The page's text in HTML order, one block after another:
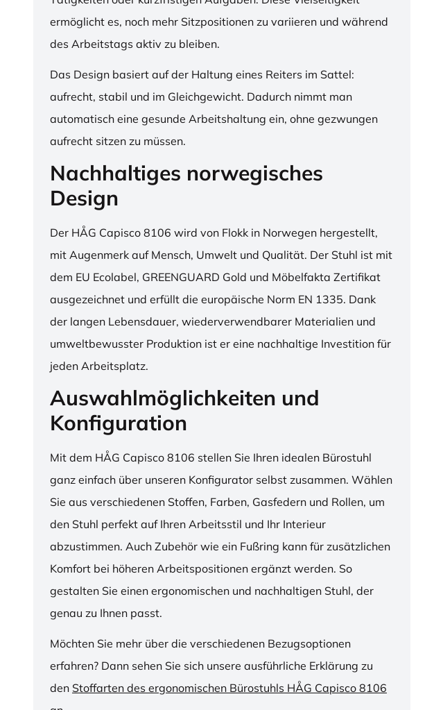
ermöglicht es, noch mehr Sitzpositionen zu variieren und während
des Arbeitstags aktiv zu bleiben.
Das Design basiert auf der Haltung eines Reiters im Sattel:
aufrecht, stabil und im Gleichgewicht. Dadurch nimmt man
automatisch eine gesunde Arbeitshaltung ein, ohne gezwungen
aufrecht sitzen zu müssen.
Nachhaltiges norwegisches
Design
Der HÅG Capisco 8106 wird von Flokk in Norwegen hergestellt,
mit Augenmerk auf Mensch, Umwelt und Qualität. Der Stuhl ist mit
dem EU Ecolabel, GREENGUARD Gold und Möbelfakta Zertifikat
ausgezeichnet und erfüllt die europäische Norm EN 1335. Dank
der langen Lebensdauer, wiederverwendbarer Materialien und
umweltbewusster Produktion ist er eine nachhaltige Investition für
jeden Arbeitsplatz.
Auswahlmöglichkeiten und
Konfiguration
Mit dem HÅG Capisco 8106 stellen Sie Ihren idealen Bürostuhl
ganz einfach über unseren Konfigurator selbst zusammen. Wählen
Sie aus verschiedenen Stoffen, Farben, Gasfedern und Rollen, um
den Stuhl perfekt auf Ihren Arbeitsstil und Ihr Interieur
abzustimmen. Auch Zubehör wie ein Fußring kann für zusätzlichen
Komfort bei höheren Arbeitspositionen ergänzt werden. So
gestalten Sie einen ergonomischen und nachhaltigen Stuhl, der
genau zu Ihnen passt.
Möchten Sie mehr über die verschiedenen Bezugsoptionen
erfahren? Dann sehen Sie sich unsere ausführliche Erklärung zu
den Stoffarten des ergonomischen Bürostuhls HÅG Capisco 8106